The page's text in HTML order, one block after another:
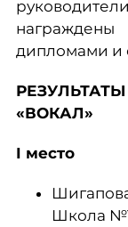
дипломами и
«ВОКАЛ»
I место
Школа